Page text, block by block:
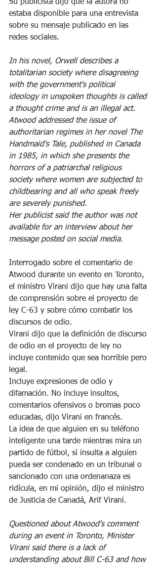
Su publicista dijo que la autora no
estaba disponible para una entrevista
sobre su mensaje publicado en las
redes sociales.
In his novel, Orwell describes a
totalitarian society where disagreeing
with the government's political
ideology in unspoken thoughts is called
a thought crime and is an illegal act.
Atwood addressed the issue of
authoritarian regimes in her novel The
Handmaid's Tale, published in Canada
in 1985, in which she presents the
horrors of a patriarchal religious
society where women are subjected to
childbearing and all who speak freely
are severely punished.
Her publicist said the author was not
available for an interview about her
message posted on social media.
Interrogado sobre el comentario de
Atwood durante un evento en Toronto,
el ministro Virani dijo que hay una falta
de comprensión sobre el proyecto de
ley C-63 y sobre cómo combatir los
discursos de odio.
Virani dijo que la definición de discurso
de odio en el proyecto de ley no
incluye contenido que sea horrible pero
legal.
Incluye expresiones de odio y
difamación. No incluye insultos,
comentarios ofensivos o bromas poco
educadas, dijo Virani en francés.
La idea de que alguien en su teléfono
inteligente una tarde mientras mira un
partido de fútbol, si insulta a alguien
pueda ser condenado en un tribunal o
sancionado con una ordenanaza es
ridícula, en mi opinión, dijo el ministro
de Justicia de Canadá, Arif Virani.
Questioned about Atwood's comment
during an event in Toronto, Minister
Virani said there is a lack of
understanding about Bill C-63 and how